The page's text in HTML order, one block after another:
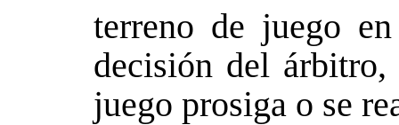
terreno de juego
decisión del
juego prosiga o se